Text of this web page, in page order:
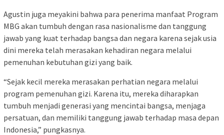
Agustin juga meyakini bahwa para penerima manfaat Program
MBG akan tumbuh dengan rasa nasionalisme dan tanggung
jawab yang kuat terhadap bangsa dan negara karena sejak usia
dini mereka telah merasakan kehadiran negara melalui
pemenuhan kebutuhan gizi yang baik.
“Sejak kecil mereka merasakan perhatian negara melalui
program pemenuhan gizi. Karena itu, mereka diharapkan
tumbuh menjadi generasi yang mencintai bangsa, menjaga
persatuan, dan memiliki tanggung jawab terhadap masa depan
Indonesia,” pungkasnya.